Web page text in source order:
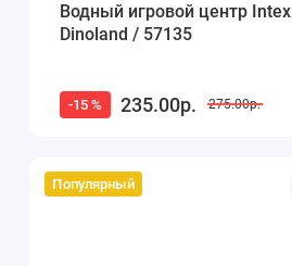
Водный игровой центр Intex
Dinoland / 57135
-15 % 235.00р. 275.00р.
Популярный